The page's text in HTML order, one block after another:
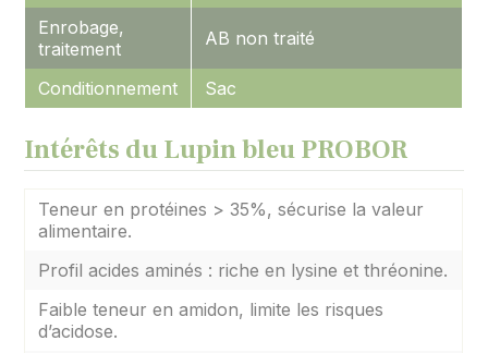
Enrobage,
traitement
AB non traité
Conditionnement Sac
Intérêts du Lupin bleu PROBOR
Teneur en protéines > 35%, sécurise la valeur
alimentaire.
Profil acides aminés : riche en lysine et thréonine.
Faible teneur en amidon, limite les risques
d’acidose.